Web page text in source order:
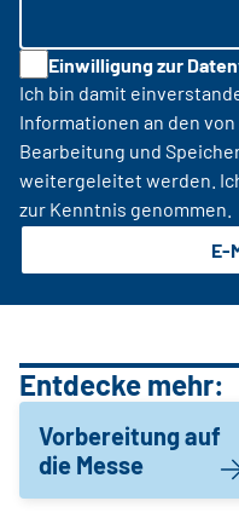
Einwilligung zur
Ich bin damit
Informationen an den
Bearbeitung und
weitergeleitet werden.
zur Kenntnis genommen.
E-
Entdecke mehr:
Vorbereitung auf
die Messe